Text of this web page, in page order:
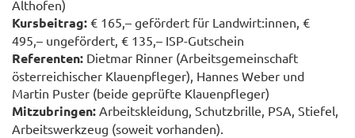
Althofen)
Kursbeitrag: € 165,– gefördert für Landwirt:innen, €
495,– ungefördert, € 135,– ISP-Gutschein
Referenten: Dietmar Rinner (Arbeitsgemeinschaft
österreichischer Klauenpfleger), Hannes Weber und
Martin Puster (beide geprüfte Klauenpfleger)
Mitzubringen: Arbeitskleidung, Schutzbrille, PSA, Stiefel,
Arbeitswerkzeug (soweit vorhanden).